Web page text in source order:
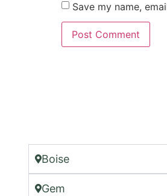
Save my name,
Boise
Gem